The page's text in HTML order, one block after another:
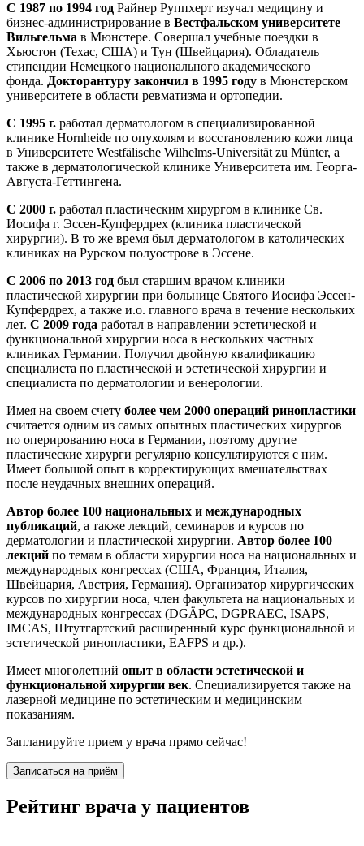
С 1987 по 1994 год Райнер Руппхерт изучал медицину и
бизнес-администрирование в Вестфальском университете
Вильгельма в Мюнстере. Совершал учебные поездки в
Хьюстон (Техас, США) и Тун (Швейцария). Обладатель
стипендии Немецкого национального академического
фонда. Докторантуру закончил в 1995 году в Мюнстерском
университете в области ревматизма и ортопедии.
С 1995 г. работал дерматологом в специализированной
клинике Hornheide по опухолям и восстановлению кожи лица
в Университете Westfälische Wilhelms-Universität zu Münter, а
также в дерматологической клинике Университета им. Георга-
Августа-Геттингена.
С 2000 г. работал пластическим хирургом в клинике Св.
Иосифа г. Эссен-Купфердрех (клиника пластической
хирургии). В то же время был дерматологом в католических
клиниках на Рурском полуострове в Эссене.
С 2006 по 2013 год был старшим врачом клиники
пластической хирургии при больнице Святого Иосифа Эссен-
Купфердрех, а также и.о. главного врача в течение нескольких
лет. С 2009 года работал в направлении эстетической и
функциональной хирургии носа в нескольких частных
клиниках Германии. Получил двойную квалификацию
специалиста по пластической и эстетической хирургии и
специалиста по дерматологии и венерологии.
Имея на своем счету более чем 2000 операций ринопластики
считается одним из самых опытных пластических хирургов
по оперированию носа в Германии, поэтому другие
пластические хирурги регулярно консультируются с ним.
Имеет большой опыт в корректирующих вмешательствах
после неудачных внешних операций.
Автор более 100 национальных и международных
публикаций, а также лекций, семинаров и курсов по
дерматологии и пластической хирургии. Автор более 100
лекций по темам в области хирургии носа на национальных и
международных конгрессах (США, Франция, Италия,
Швейцария, Австрия, Германия). Организатор хирургических
курсов по хирургии носа, член факультета на национальных и
международных конгрессах (DGÄPC, DGPRAEC, ISAPS,
IMCAS, Штутгартский расширенный курс функциональной и
эстетической ринопластики, EAFPS и др.).
Имеет многолетний опыт в области эстетической и
функциональной хирургии век. Специализируется также на
лазерной медицине по эстетическим и медицинским
показаниям.
Запланируйте прием у врача прямо сейчас!
Записаться на приём
Рейтинг врача у пациентов